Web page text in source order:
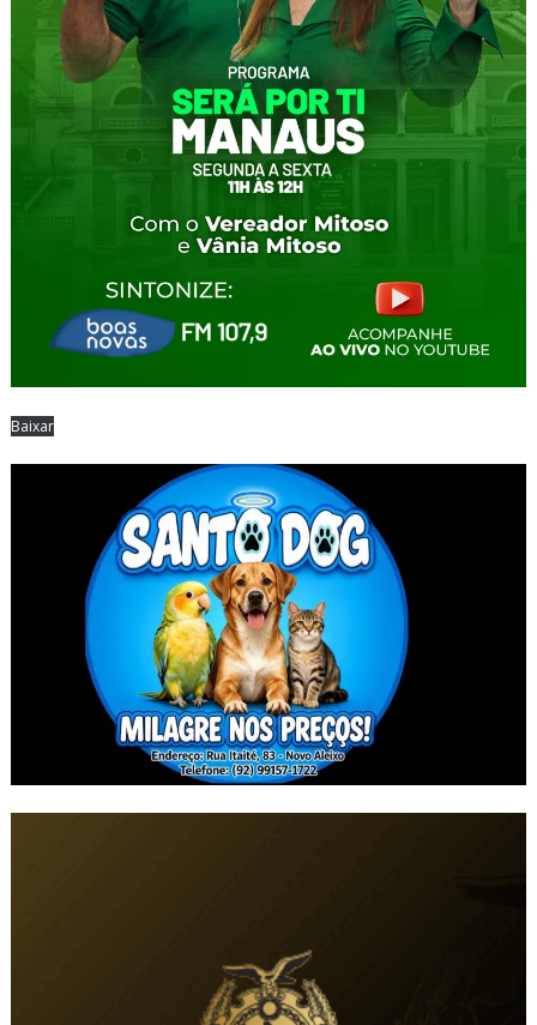
Baixar